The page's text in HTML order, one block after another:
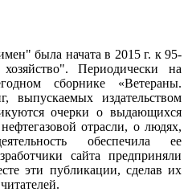
была начата в 2015 г. к 95-
Периодически на
сборнике «Ветераны.
выпускаемых издательством
очерки о выдающихся
отрасли, о людях,
обеспечила ее
сайта предприняли
эти публикации, сделав их